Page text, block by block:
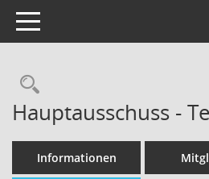
Toggle navigation
Hauptausschuss -
Informationen